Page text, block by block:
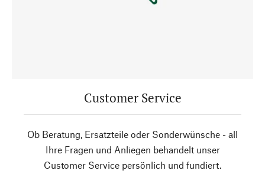
Customer Service
Ob Beratung, Ersatzteile oder Sonderwünsche - all
Ihre Fragen und Anliegen behandelt unser
Customer Service persönlich und fundiert.